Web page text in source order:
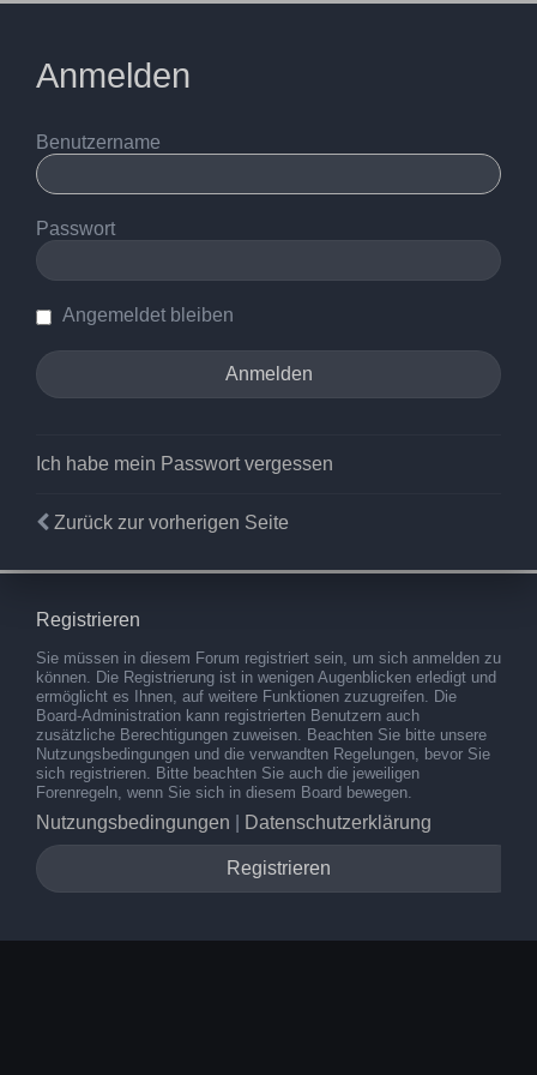
Anmelden
Benutzername
Passwort
Angemeldet bleiben
Ich habe mein Passwort vergessen
Zurück zur vorherigen Seite
Registrieren
Sie müssen in diesem Forum registriert sein, um sich anmelden zu
können. Die Registrierung ist in wenigen Augenblicken erledigt und
ermöglicht es Ihnen, auf weitere Funktionen zuzugreifen. Die
Board-Administration kann registrierten Benutzern auch
zusätzliche Berechtigungen zuweisen. Beachten Sie bitte unsere
Nutzungsbedingungen und die verwandten Regelungen, bevor Sie
sich registrieren. Bitte beachten Sie auch die jeweiligen
Forenregeln, wenn Sie sich in diesem Board bewegen.
Nutzungsbedingungen Datenschutzerklärung
Registrieren